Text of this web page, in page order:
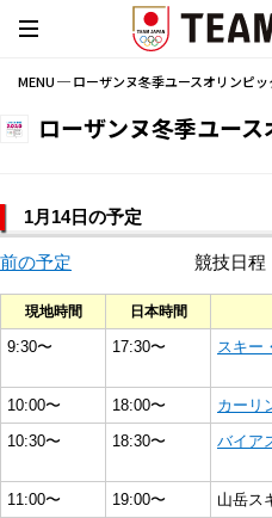
MENU ─ ローザンヌ冬季ユースオリンピッ
ローザンヌ冬季ユー
1月14日の予定
前の予定 競技日程
現地時間 日本時間
9:30〜 17:30〜 スキー
10:00〜 18:00〜 カーリ
10:30〜
18:30〜 バイア
11:00〜 19:00〜 山岳ス